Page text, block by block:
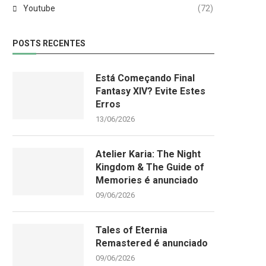
Youtube (72)
POSTS RECENTES
Está Começando Final
Fantasy XIV? Evite Estes
Erros
13/06/2026
Atelier Karia: The Night
Kingdom & The Guide of
Memories é anunciado
09/06/2026
Tales of Eternia
Remastered é anunciado
09/06/2026